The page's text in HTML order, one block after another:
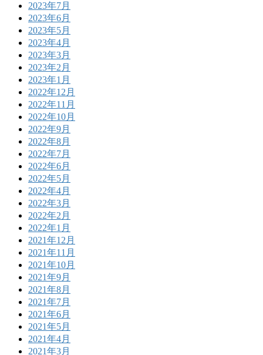
2023年7月
2023年6月
2023年5月
2023年4月
2023年3月
2023年2月
2023年1月
2022年12月
2022年11月
2022年10月
2022年9月
2022年8月
2022年7月
2022年6月
2022年5月
2022年4月
2022年3月
2022年2月
2022年1月
2021年12月
2021年11月
2021年10月
2021年9月
2021年8月
2021年7月
2021年6月
2021年5月
2021年4月
2021年3月